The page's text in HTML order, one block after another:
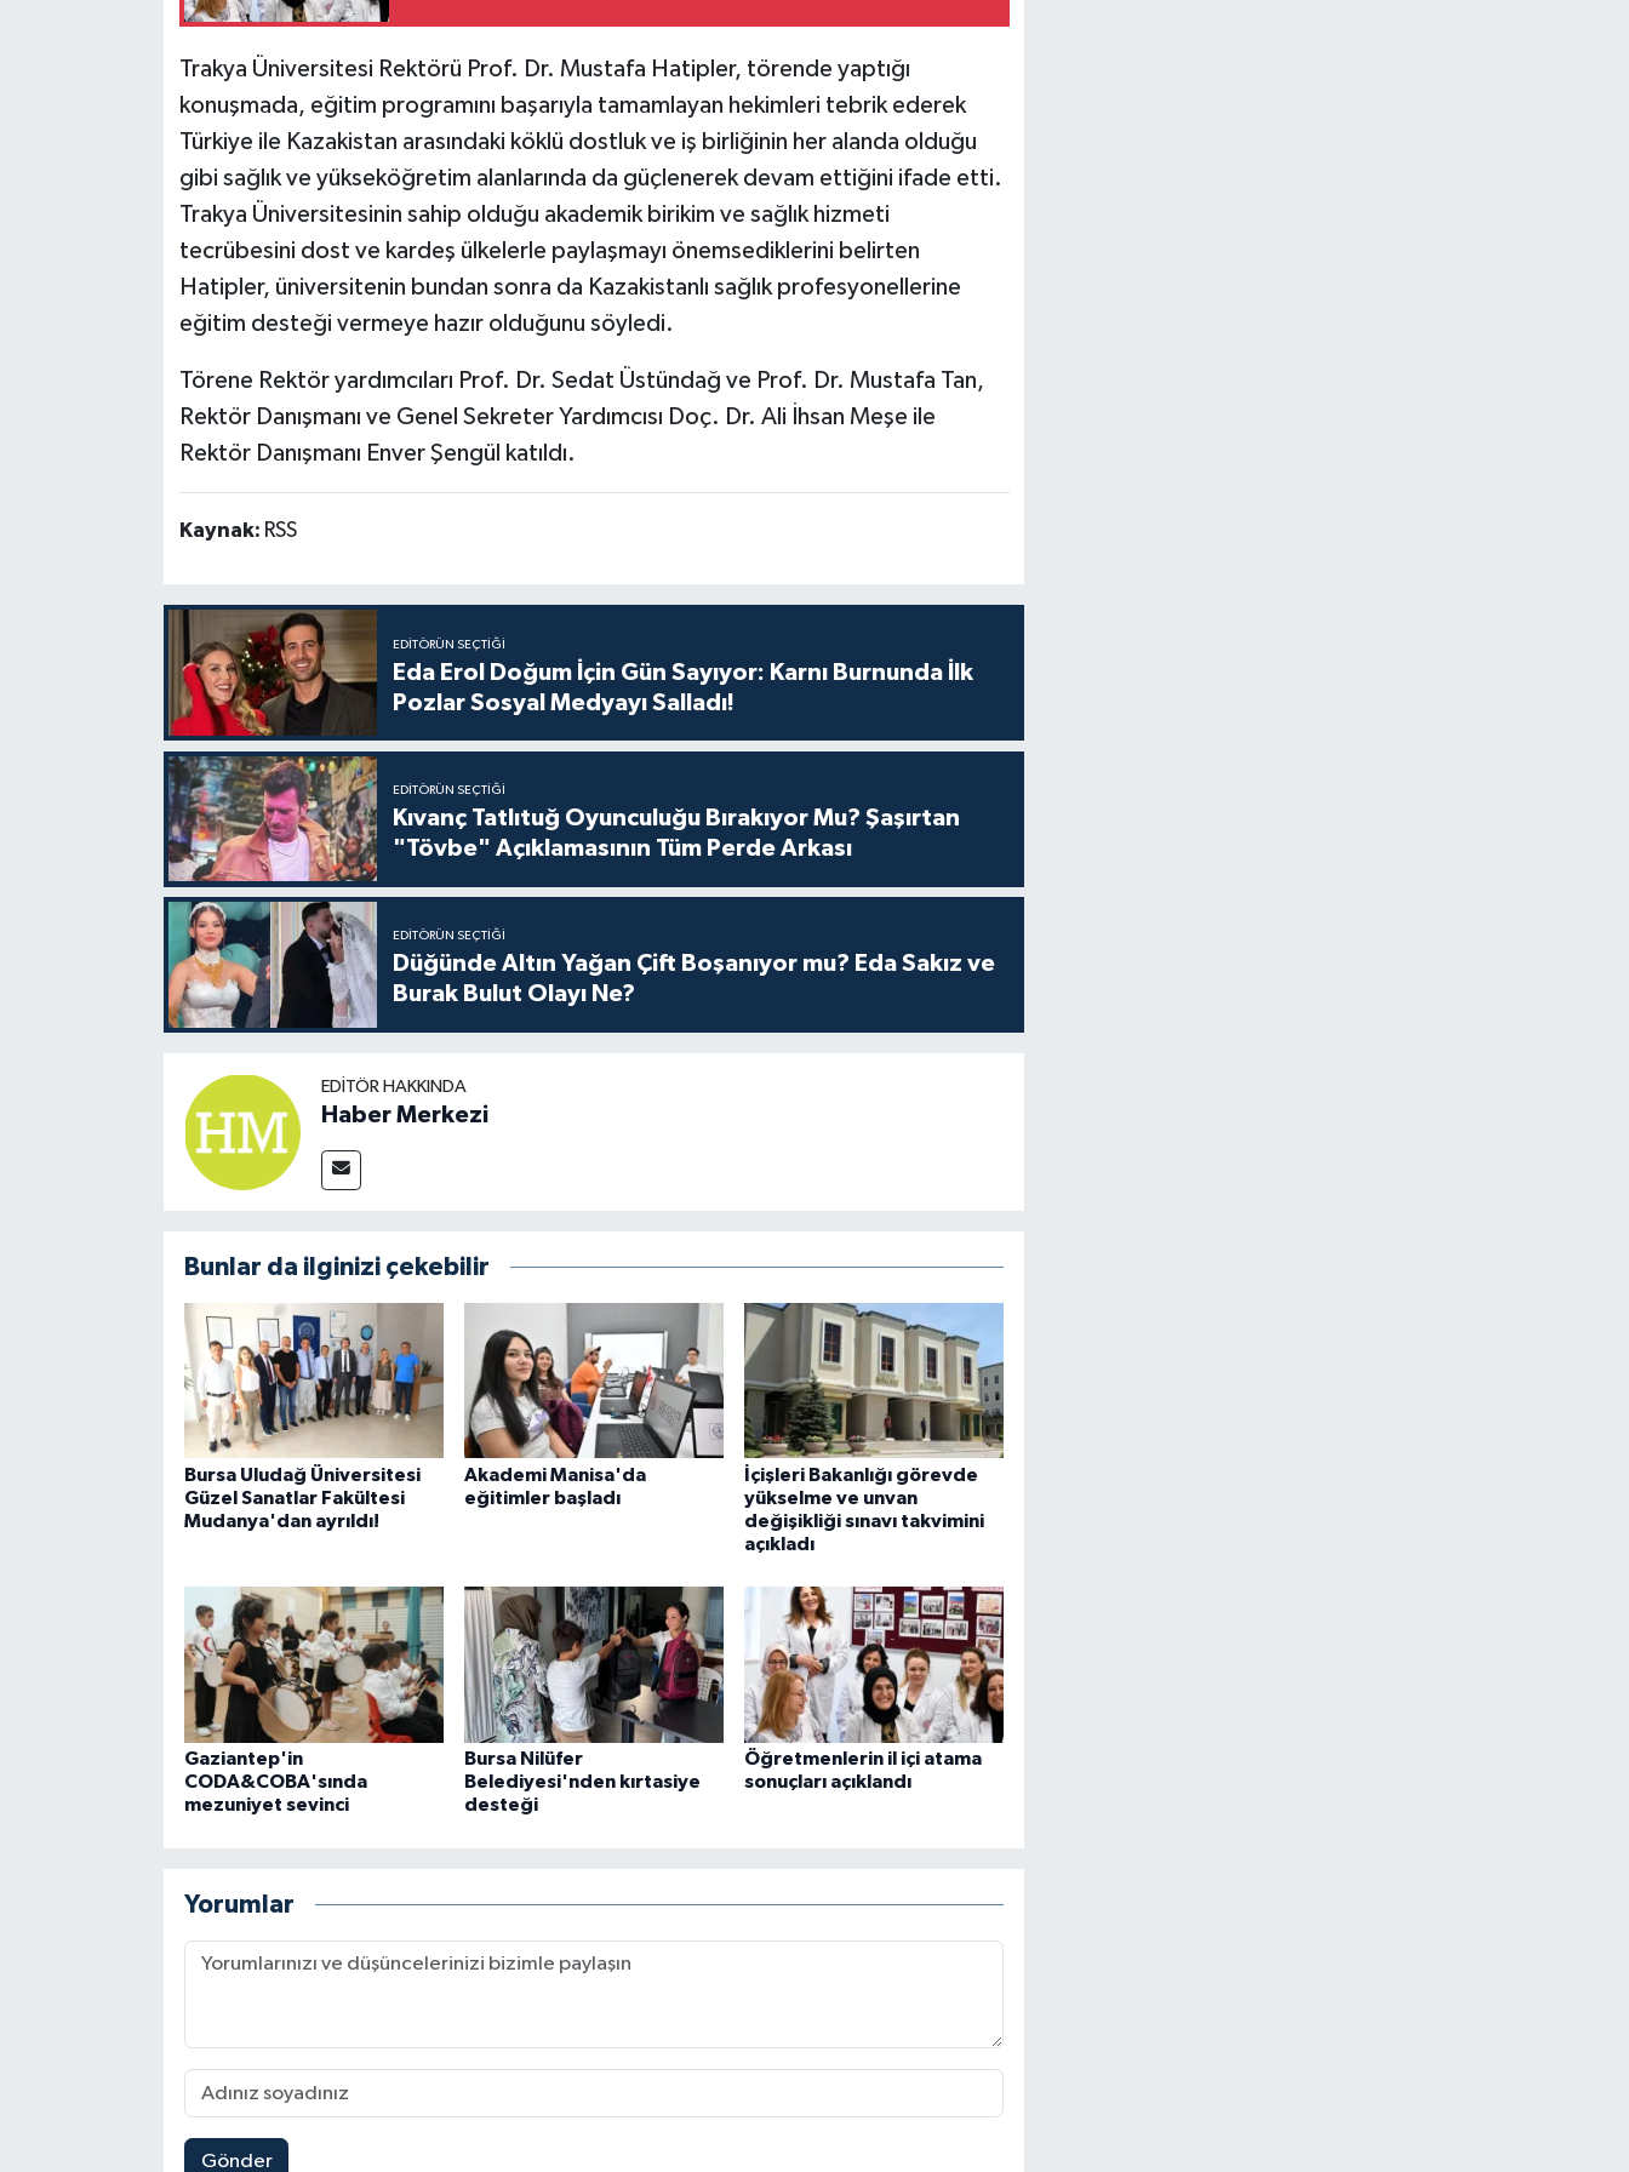
Trakya Üniversitesi Rektörü Prof. Dr. Mustafa Hatipler, törende yaptığı
konuşmada, eğitim programını başarıyla tamamlayan hekimleri tebrik ederek
Türkiye ile Kazakistan arasındaki köklü dostluk ve iş birliğinin her alanda olduğu
gibi sağlık ve yükseköğretim alanlarında da güçlenerek devam ettiğini ifade etti.
Trakya Üniversitesinin sahip olduğu akademik birikim ve sağlık hizmeti
tecrübesini dost ve kardeş ülkelerle paylaşmayı önemsediklerini belirten
Hatipler, üniversitenin bundan sonra da Kazakistanlı sağlık profesyonellerine
eğitim desteği vermeye hazır olduğunu söyledi.
Törene Rektör yardımcıları Prof. Dr. Sedat Üstündağ ve Prof. Dr. Mustafa Tan,
Rektör Danışmanı ve Genel Sekreter Yardımcısı Doç. Dr. Ali İhsan Meşe ile
Rektör Danışmanı Enver Şengül katıldı.
Kaynak: RSS
EDITÖRÜN SEÇTIĞI
Eda Erol Doğum İçin Gün Sayıyor: Karnı Burnunda İlk
Pozlar Sosyal Medyayı Salladı!
EDITÖRÜN SEÇTIĞI
Kıvanç Tatlıtuğ Oyunculuğu Bırakıyor Mu? Şaşırtan
"Tövbe" Açıklamasının Tüm Perde Arkası
EDITÖRÜN SEÇTIĞI
Düğünde Altın Yağan Çift Boşanıyor mu? Eda Sakız ve
Burak Bulut Olayı Ne?
EDITÖR HAKKINDA
Haber Merkezi
Bunlar da ilginizi çekebilir
Bursa Uludağ Üniversitesi
Güzel Sanatlar Fakültesi
Mudanya'dan ayrıldı!
Akademi Manisa'da
eğitimler başladı
İçişleri Bakanlığı görevde
yükselme ve unvan
değişikliği sınavı takvimini
açıkladı
Gaziantep'in
CODA&COBA'sında
mezuniyet sevinci
Bursa Nilüfer
Belediyesi'nden kırtasiye
desteği
Öğretmenlerin il içi atama
sonuçları açıklandı
Yorumlar
Gönder